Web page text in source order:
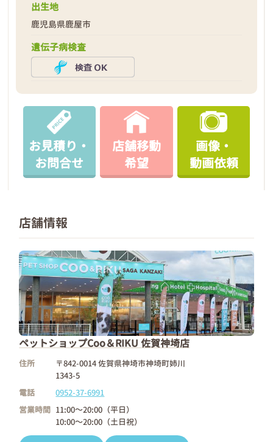
出生地
鹿児島県鹿屋市
遺伝子病検査
お見積り・
お問合せ
店舗移動
希望
画像・
動画依頼
店舗情報
ペットショップCoo＆RIKU 佐賀神埼店
住所
〒842-0014 佐賀県神埼市神埼町姉川
1343-5
電話
0952-37-6991
営業時間 11:00～20:00（平日）
10:00～20:00（土日祝）